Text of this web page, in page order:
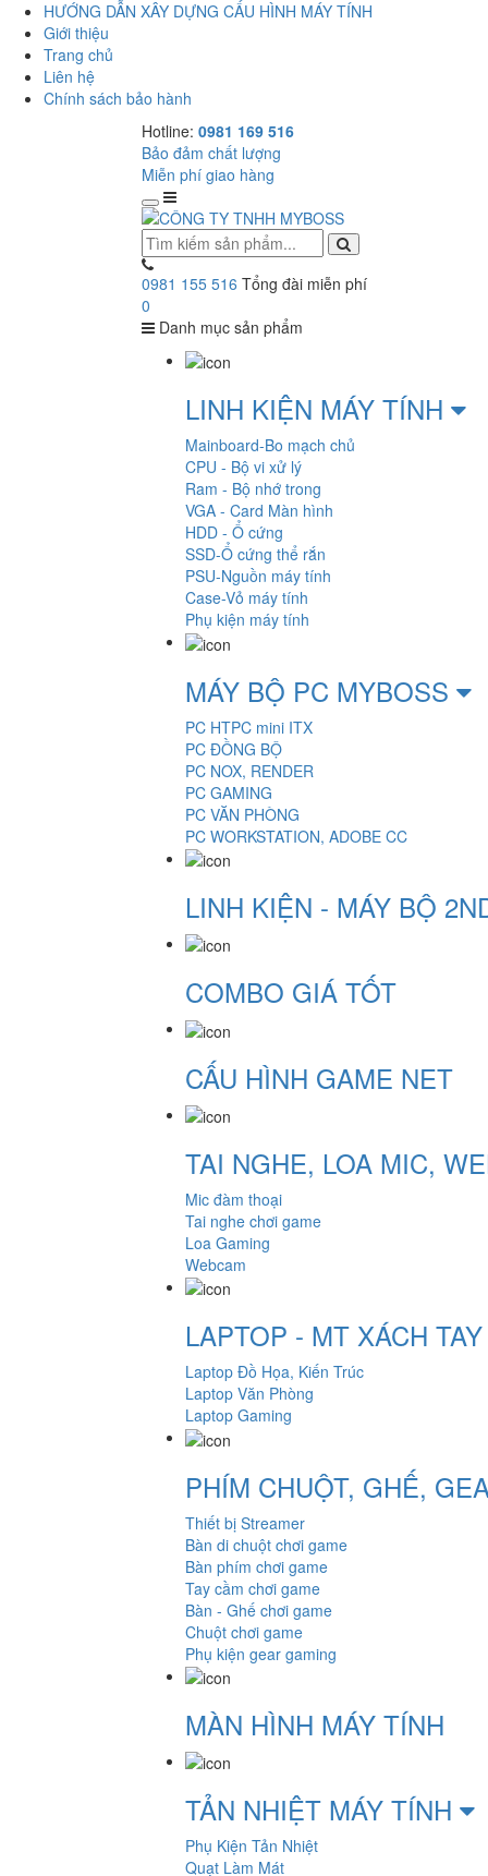
HƯỚNG DẪN XÂY DỰNG CẤU HÌNH MÁY TÍNH
Giới thiệu
Trang chủ
Liên hệ
Chính sách bảo hành
Hotline: 0981 169 516
Bảo đảm chất lượng
Miễn phí giao hàng
0981 155 516 Tổng đài miễn phí
0
Danh mục sản phẩm
LINH KIỆN MÁY TÍNH
Mainboard-Bo mạch chủ
CPU - Bộ vi xử lý
Ram - Bộ nhớ trong
VGA - Card Màn hình
HDD - Ổ cứng
SSD-Ổ cứng thể rắn
PSU-Nguồn máy tính
Case-Vỏ máy tính
Phụ kiện máy tính
MÁY BỘ PC MYBOSS
PC HTPC mini ITX
PC ĐỒNG BỘ
PC NOX, RENDER
PC GAMING
PC VĂN PHÒNG
PC WORKSTATION, ADOBE CC
LINH KIỆN - MÁY BỘ
COMBO GIÁ TỐT
CẤU HÌNH GAME NET
TAI NGHE, LOA MIC,
Mic đàm thoại
Tai nghe chơi game
Loa Gaming
Webcam
LAPTOP - MT XÁCH
Laptop Đồ Họa, Kiến Trúc
Laptop Văn Phòng
Laptop Gaming
PHÍM CHUỘT, GHẾ,
Thiết bị Streamer
Bàn di chuột chơi game
Bàn phím chơi game
Tay cầm chơi game
Bàn - Ghế chơi game
Chuột chơi game
Phụ kiện gear gaming
MÀN HÌNH MÁY TÍNH
TẢN NHIỆT MÁY TÍNH
Phụ Kiện Tản Nhiệt
Quạt Làm Mát